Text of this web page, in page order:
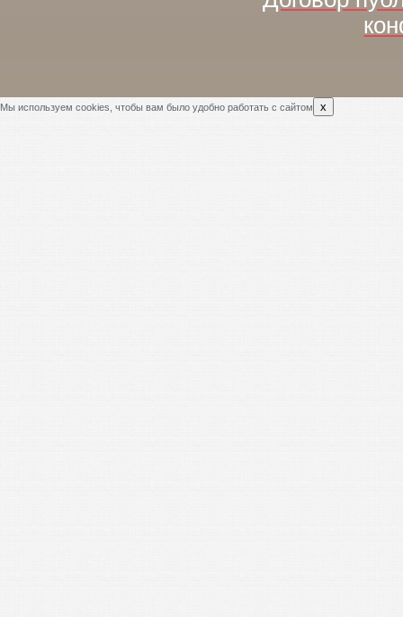
Мы используем cookies, чтобы вам было удобно работать с сайтом x